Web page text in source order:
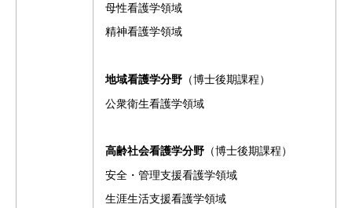
母性看護学領域
精神看護学領域
地域看護学分野 （博士後期課程）
公衆衛生看護学領域
高齢社会看護学分野 （博士後期課程）
安全・管理支援看護学領域
生涯生活支援看護学領域